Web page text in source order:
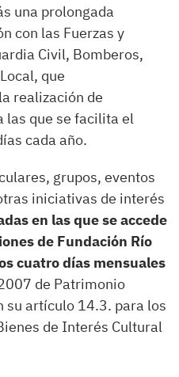
una prolongada
con las Fuerzas y
Civil, Bomberos,
que
realización de
las que se facilita el
cada año.
grupos, eventos
iniciativas de interés
en las que se accede
de Fundación Río
cuatro días mensuales
de Patrimonio
su artículo 14.3. para los
de Interés Cultural